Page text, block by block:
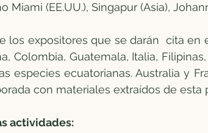
Miami (EE.UU.), Singapur (Asia),
los expositores que se darán  cita
Colombia, Guatemala, Italia,
especies ecuatorianas. Australia y
con materiales extraídos de esta
actividades: